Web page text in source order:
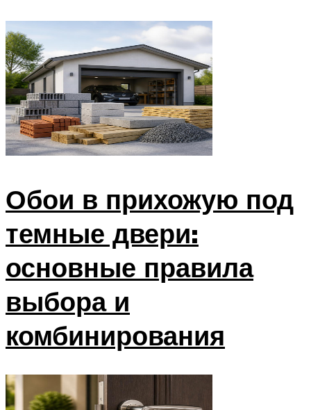
Обои в прихожую под
темные двери:
основные правила
выбора и
комбинирования